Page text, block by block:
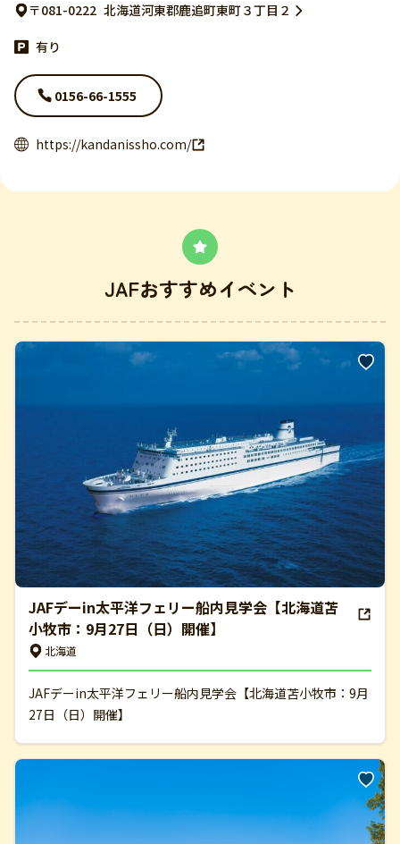
〒081-0222 北海道河東郡鹿追町東町３丁目２
有り
0156-66-1555
https://kandanissho.com/
JAFおすすめイベント
JAFデーin太平洋フェリー船内見学会【北海道苫
小牧市：9月27日（日）開催】
北海道
JAFデーin太平洋フェリー船内見学会【北海道苫小牧市：9月
27日（日）開催】